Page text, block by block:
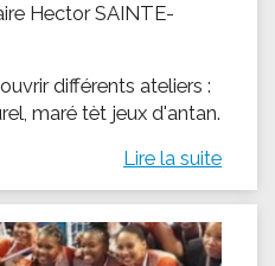
Hector SAINTE-
différents ateliers :
maré tèt jeux d'antan.
Lire la suite